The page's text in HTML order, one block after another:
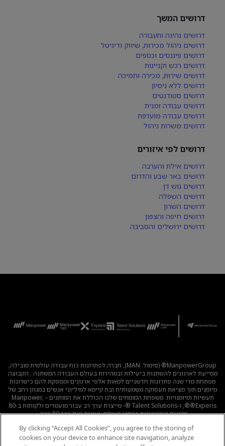
דרושים המשך
דרושים נהיגה ותעבורה
דרושים ניהול מכירות, שיווק ודיגיטל
דרושים פיננסים וכספים
דרושים רכש וקניינות
דרושים שירות, מכירה ותמיכה
דרושים ללא ניסיון
דרושים סטודנטים
דרושים עבודה זמנית
דרושים עבודה מועדפת
דרושים משרות ניהול
דרושים לפי איזורים
דרושים אילת והערבה
דרושים באר שבע והדרום
דרושים גוש דן
דרושים השפלה
דרושים השרון
דרושים חיפה והצפון
דרושים ירושלים והסביבה
ManpowerGroup® (סימול: MAN), חברה לפתרונות כוח עבודה עולמית מובילה,
מסייעת לארגונים להשתנות ביעילות ובמהירות בעולם העבודה המשתנה . הקבוצה
מפתחת מדי שנה פתרונות חדשניים למאות אלפי ארגונים ומספקת להם כישרונות
מיומנים תוך מציאת תעסוקה משמעותית ובת קיימא למיליוני אנשים במגוון רחב של
תעשיות ומיומנויות. משפחת המומחים שלנו הכוללת את המותגים – Manpower,
®Experis®, ו-Talent Solutions ®- מייצרת ערך רב עבור מועמדים ולקוחות ב-80
מדינות וטריטוריות ברחבי העולם, ועושה זאת כבר 80 שנה.
לכל המשרות | מדיניות הפרטיות | תנאי השימוש | נגישות
קוד אתי
|
By clicking “Accept All Cookies”, you agree to the storing of
cookies on your device to enhance site navigation, analyze